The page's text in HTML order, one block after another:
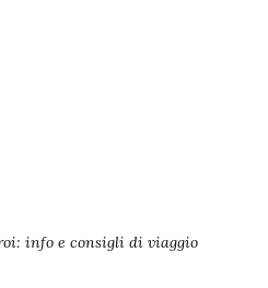
info e consigli di viaggio